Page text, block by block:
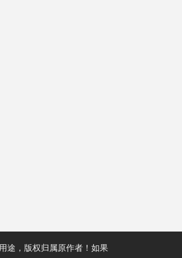
途，版权归属原作者！如果